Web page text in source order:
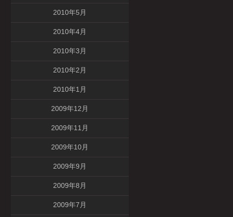
2010年5月
2010年4月
2010年3月
2010年2月
2010年1月
2009年12月
2009年11月
2009年10月
2009年9月
2009年8月
2009年7月